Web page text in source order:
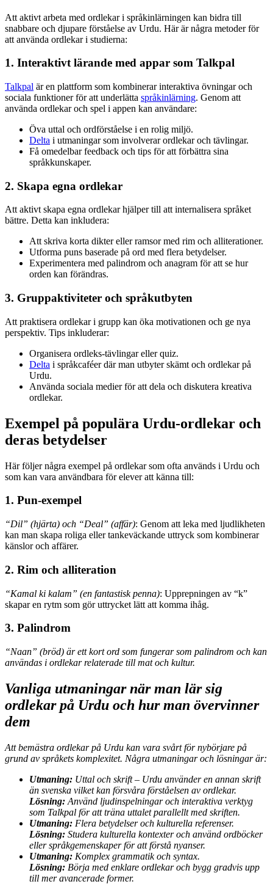
Att aktivt arbeta med ordlekar i språkinlärningen kan bidra till
snabbare och djupare förståelse av Urdu. Här är några metoder för
att använda ordlekar i studierna:
1. Interaktivt lärande med appar som Talkpal
Talkpal är en plattform som kombinerar interaktiva övningar och
sociala funktioner för att underlätta språkinlärning. Genom att
använda ordlekar och spel i appen kan användare:
Öva uttal och ordförståelse i en rolig miljö.
Delta i utmaningar som involverar ordlekar och tävlingar.
Få omedelbar feedback och tips för att förbättra sina
språkkunskaper.
2. Skapa egna ordlekar
Att aktivt skapa egna ordlekar hjälper till att internalisera språket
bättre. Detta kan inkludera:
Att skriva korta dikter eller ramsor med rim och alliterationer.
Utforma puns baserade på ord med flera betydelser.
Experimentera med palindrom och anagram för att se hur
orden kan förändras.
3. Gruppaktiviteter och språkutbyten
Att praktisera ordlekar i grupp kan öka motivationen och ge nya
perspektiv. Tips inkluderar:
Organisera ordleks-tävlingar eller quiz.
Delta i språkcaféer där man utbyter skämt och ordlekar på
Urdu.
Använda sociala medier för att dela och diskutera kreativa
ordlekar.
Exempel på populära Urdu-ordlekar och
deras betydelser
Här följer några exempel på ordlekar som ofta används i Urdu och
som kan vara användbara för elever att känna till:
1. Pun-exempel
“Dil” (hjärta) och “Deal” (affär): Genom att leka med ljudlikheten
kan man skapa roliga eller tankeväckande uttryck som kombinerar
känslor och affärer.
2. Rim och alliteration
“Kamal ki kalam” (en fantastisk penna): Upprepningen av “k”
skapar en rytm som gör uttrycket lätt att komma ihåg.
3. Palindrom
“Naan” (bröd) är ett kort ord som fungerar som palindrom och kan
användas i ordlekar relaterade till mat och kultur.
Vanliga utmaningar när man lär sig
ordlekar på Urdu och hur man övervinner
dem
Att bemästra ordlekar på Urdu kan vara svårt för nybörjare på
grund av språkets komplexitet. Några utmaningar och lösningar är:
Utmaning: Uttal och skrift – Urdu använder en annan skrift
än svenska vilket kan försvåra förståelsen av ordlekar.
Lösning: Använd ljudinspelningar och interaktiva verktyg
som Talkpal för att träna uttalet parallellt med skriften.
Utmaning: Flera betydelser och kulturella referenser.
Lösning: Studera kulturella kontexter och använd ordböcker
eller språkgemenskaper för att förstå nyanser.
Utmaning: Komplex grammatik och syntax.
Lösning: Börja med enklare ordlekar och bygg gradvis upp
till mer avancerade former.